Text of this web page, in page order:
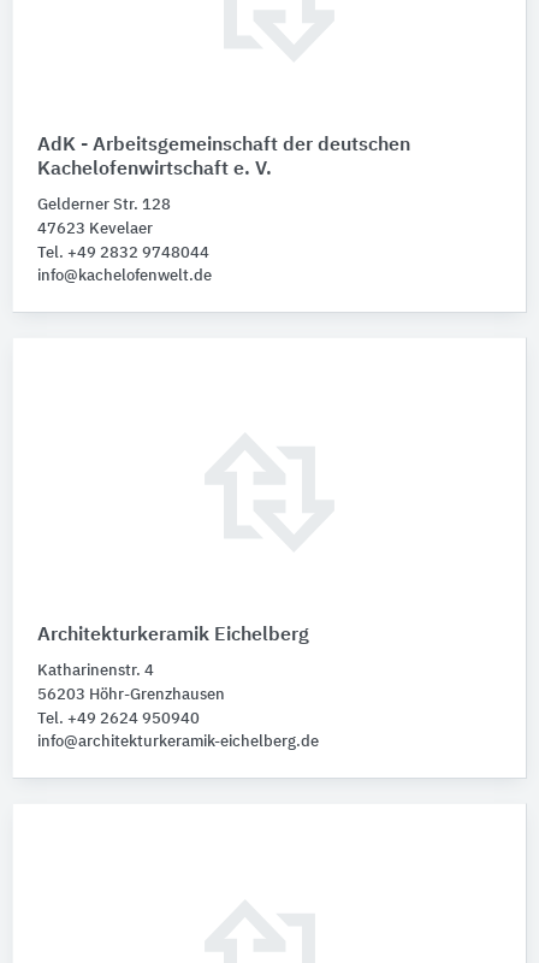
AdK - Arbeitsgemeinschaft der deutschen
Kachelofenwirtschaft e. V.
Gelderner Str. 128
47623 Kevelaer
Tel. +49 2832 9748044
info@kachelofenwelt.de
Architekturkeramik Eichelberg
Katharinenstr. 4
56203 Höhr-Grenzhausen
Tel. +49 2624 950940
info@architekturkeramik-eichelberg.de